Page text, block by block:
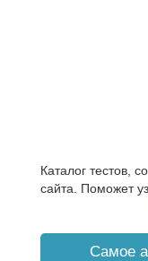
Каталог тестов,
сайта. Поможет
Cамое